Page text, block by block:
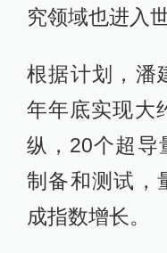
究领域也进入
根据计划，潘
年年底实现大
纵，20个超导
制备和测试，
成指数增长。